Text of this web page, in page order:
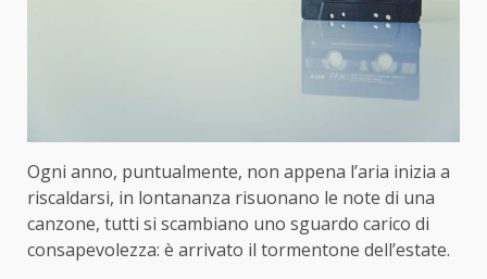
Ogni anno, puntualmente, non appena l’aria inizia a
riscaldarsi, in lontananza risuonano le note di una
canzone, tutti si scambiano uno sguardo carico di
consapevolezza: è arrivato il tormentone dell’estate.